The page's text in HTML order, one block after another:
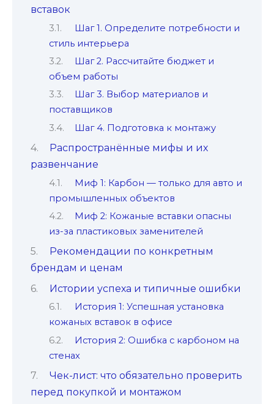
вставок
Шаг 1. Определите потребности и
стиль интерьера
Шаг 2. Рассчитайте бюджет и
объем работы
Шаг 3. Выбор материалов и
поставщиков
Шаг 4. Подготовка к монтажу
Распространённые мифы и их
развенчание
Миф 1: Карбон — только для авто и
промышленных объектов
Миф 2: Кожаные вставки опасны
из-за пластиковых заменителей
Рекомендации по конкретным
брендам и ценам
Истории успеха и типичные ошибки
История 1: Успешная установка
кожаных вставок в офисе
История 2: Ошибка с карбоном на
стенах
Чек-лист: что обязательно проверить
перед покупкой и монтажом